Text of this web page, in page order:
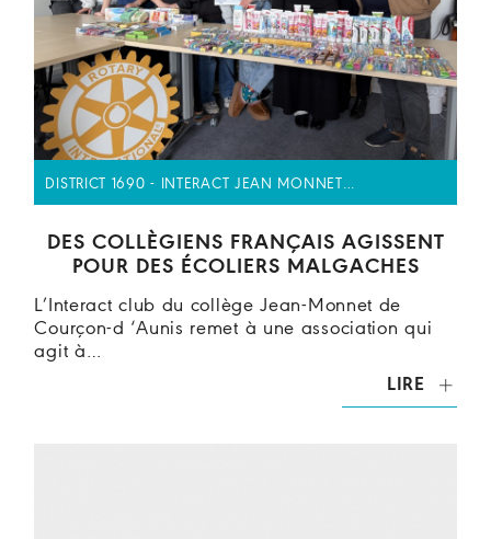
DISTRICT 1690 - INTERACT JEAN MONNET…
DES COLLÈGIENS FRANÇAIS AGISSENT
POUR DES ÉCOLIERS MALGACHES
L’Interact club du collège Jean-Monnet de
Courçon-d ‘Aunis remet à une association qui
agit à…
LIRE